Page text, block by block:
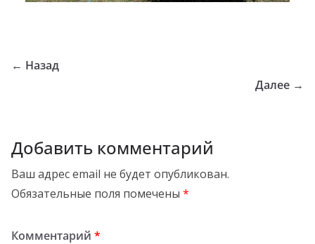
← Назад
Далее →
Добавить комментарий
Ваш адрес email не будет опубликован.
Обязательные поля помечены *
Комментарий *